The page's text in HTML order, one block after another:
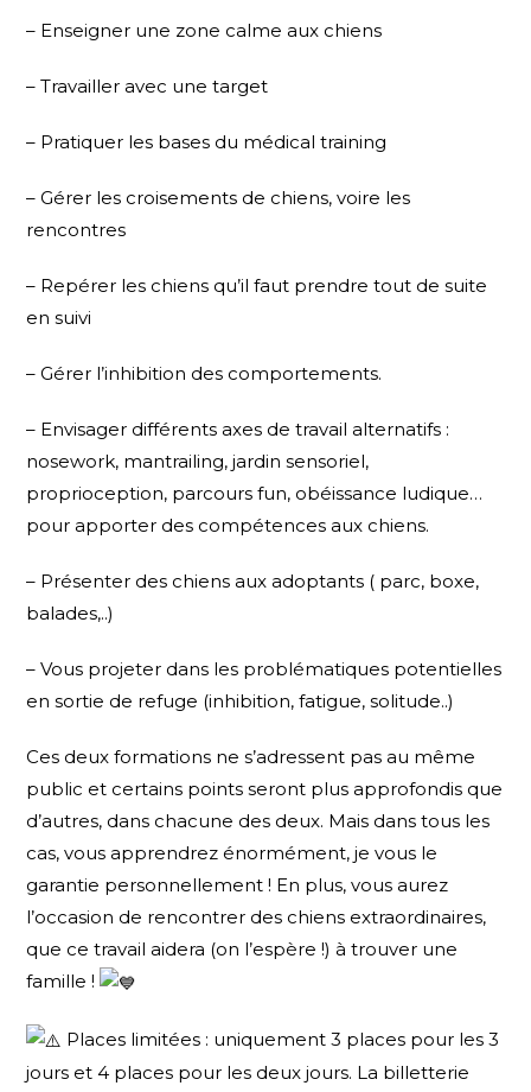
– Enseigner une zone calme aux chiens
– Travailler avec une target
– Pratiquer les bases du médical training
– Gérer les croisements de chiens, voire les
rencontres
– Repérer les chiens qu’il faut prendre tout de suite
en suivi
– Gérer l’inhibition des comportements.
– Envisager différents axes de travail alternatifs :
nosework, mantrailing, jardin sensoriel,
proprioception, parcours fun, obéissance ludique…
pour apporter des compétences aux chiens.
– Présenter des chiens aux adoptants ( parc, boxe,
balades,..)
– Vous projeter dans les problématiques potentielles
en sortie de refuge (inhibition, fatigue, solitude..)
Ces deux formations ne s’adressent pas au même
public et certains points seront plus approfondis que
d’autres, dans chacune des deux. Mais dans tous les
cas, vous apprendrez énormément, je vous le
garantie personnellement ! En plus, vous aurez
l’occasion de rencontrer des chiens extraordinaires,
que ce travail aidera (on l’espère !) à trouver une
famille !
Places limitées : uniquement 3 places pour les 3
jours et 4 places pour les deux jours. La billetterie